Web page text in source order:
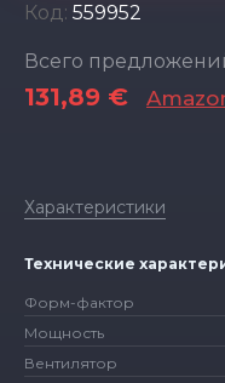
Код: 559952
Всего
131,89 €
Характеристики
Технические
Форм-фактор
Мощность
Вентилятор